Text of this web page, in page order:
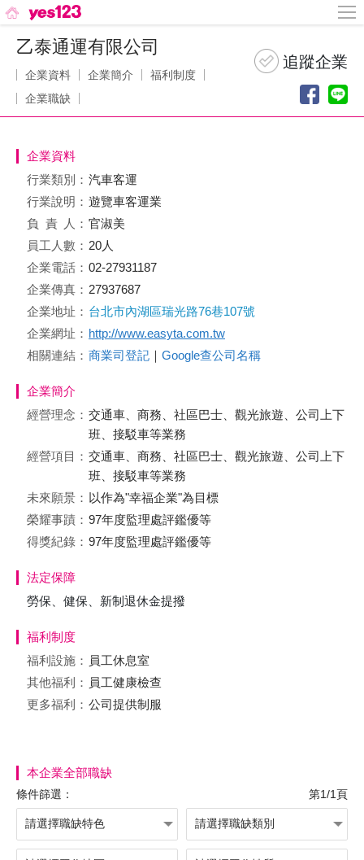
乙泰通運有限公司
企業資料 企業簡介
福利制度
企業職缺
企業資料
行業類別： 汽車客運
行業說明： 遊覽車客運業
負責 人： 官淑美
員工人數： 20人
企業電話： 02-27931187
企業傳真： 27937687
企業地址： 台北市內湖區瑞光路76巷107號
企業網址： http://www.easyta.com.tw
相關連結： 商業司登記 ｜ Google查公司名稱
企業簡介
經營理念： 交通車、商務、社區巴士、觀光旅遊、公司上下
班、接駁車等業務
經營項目： 交通車、商務、社區巴士、觀光旅遊、公司上下
班、接駁車等業務
未來願景： 以作為"幸福企業"為目標
榮耀事蹟： 97年度監理處評鑑優等
得獎紀錄： 97年度監理處評鑑優等
法定保障
勞保、健保、新制退休金提撥
福利制度
福利設施： 員工休息室
其他福利： 員工健康檢查
更多福利： 公司提供制服
本企業全部職缺
條件篩選： 第1/1頁